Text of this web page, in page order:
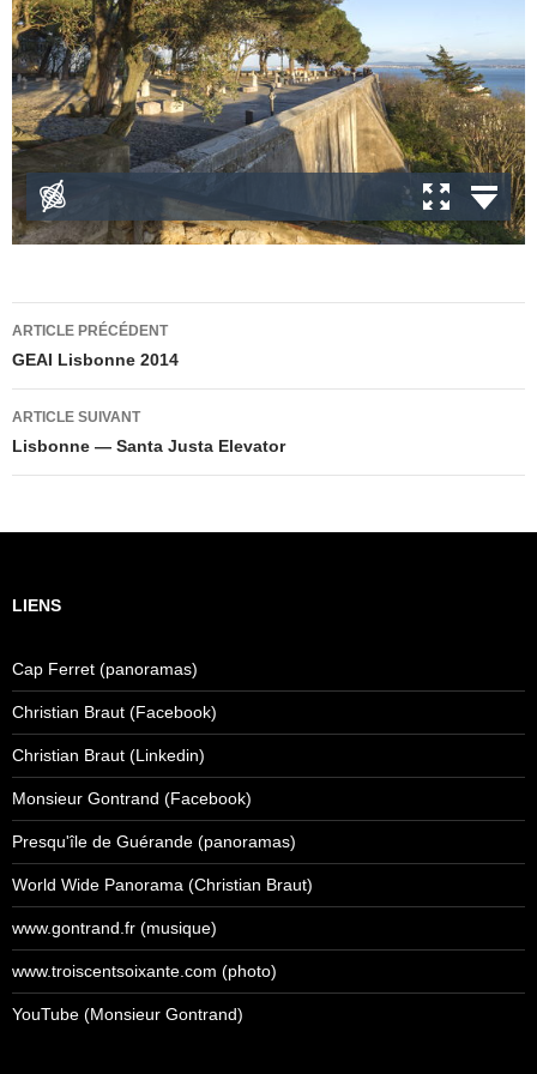
Navigation
des
articles
ARTICLE PRÉCÉDENT
GEAI Lisbonne 2014
ARTICLE SUIVANT
Lisbonne — Santa Justa Elevator
LIENS
Cap Ferret (panoramas)
Christian Braut (Facebook)
Christian Braut (Linkedin)
Monsieur Gontrand (Facebook)
Presqu'île de Guérande (panoramas)
World Wide Panorama (Christian Braut)
www.gontrand.fr (musique)
www.troiscentsoixante.com (photo)
YouTube (Monsieur Gontrand)